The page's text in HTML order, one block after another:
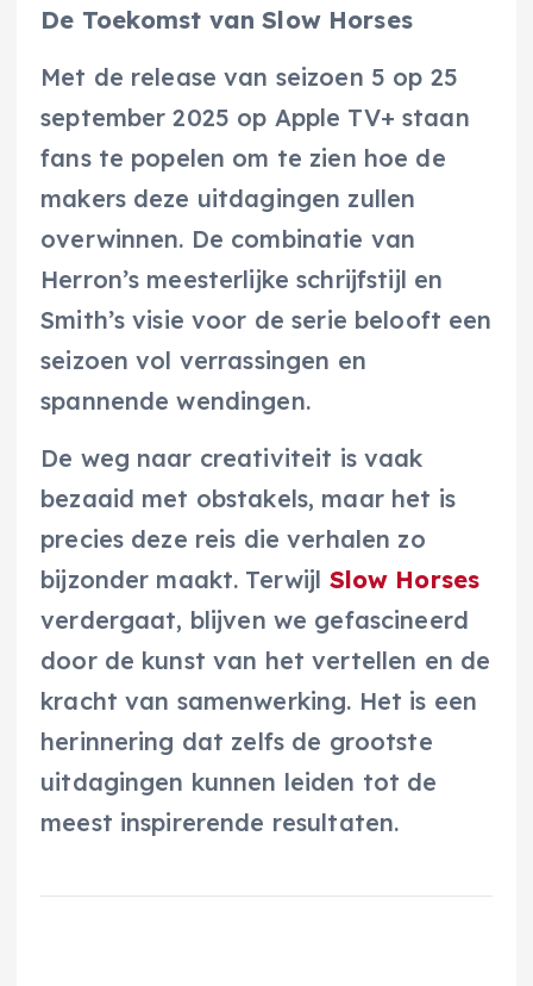
De Toekomst van Slow Horses
Met de release van seizoen 5 op 25
september 2025 op Apple TV+ staan
fans te popelen om te zien hoe de
makers deze uitdagingen zullen
overwinnen. De combinatie van
Herron’s meesterlijke schrijfstijl en
Smith’s visie voor de serie belooft een
seizoen vol verrassingen en
spannende wendingen.
De weg naar creativiteit is vaak
bezaaid met obstakels, maar het is
precies deze reis die verhalen zo
bijzonder maakt. Terwijl Slow Horses
verdergaat, blijven we gefascineerd
door de kunst van het vertellen en de
kracht van samenwerking. Het is een
herinnering dat zelfs de grootste
uitdagingen kunnen leiden tot de
meest inspirerende resultaten.